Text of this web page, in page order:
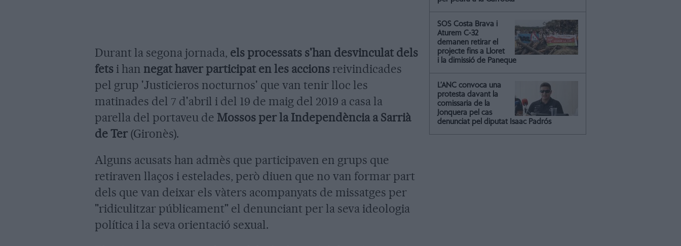
Durant la segona jornada, els processats s'han desvinculat dels
fets i han negat haver participat en les accions reivindicades
pel grup 'Justicieros nocturnos' que van tenir lloc les
matinades del 7 d'abril i del 19 de maig del 2019 a casa la
parella del portaveu de Mossos per la Independència a Sarrià
de Ter(Gironès).
Alguns acusats han admès que participaven en grups que
retiraven llaços i estelades, però diuen que no van formar part
dels que van deixar els vàters acompanyats de missatges per
"ridiculitzar públicament" el denunciant per la seva ideologia
política i la seva orientació sexual.
SOS Costa Brava i
Aturem C-32
demanen retirar el
projecte fins a Lloret
i la dimissió de Paneque
L’ANC convoca una
protesta davant la
comissaria de la
Jonquera pel cas
denunciat pel diputat Isaac Padrós